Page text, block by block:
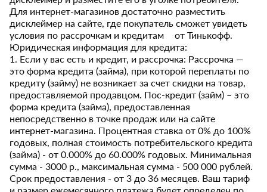
Для интернет-магазинов достаточно разместить
дисклеймер на сайте, где покупатель сможет увидеть
условия по рассрочкам и кредитам от Тинькофф.
Юридическая информация для кредита:
1. Если у вас есть и кредит, и рассрочка: Рассрочка —
это форма кредита (займа), при которой переплаты по
кредиту (займу) не возникает за счет скидки на товар,
предоставляемой продавцом. Пос-кредит (займ) – это
форма кредита (займа), предоставленная
непосредственно в точке продаж или на сайте
интернет-магазина. Процентная ставка от 0% до 100%
годовых, полная стоимость потребительского кредита
(займа) - от 0.000% до 60.000% годовых. Минимальная
сумма - 3000 р., максимальная сумма - 500 000 рублей.
Срок предоставления - от 3 до 36 месяцев. Ваш тариф